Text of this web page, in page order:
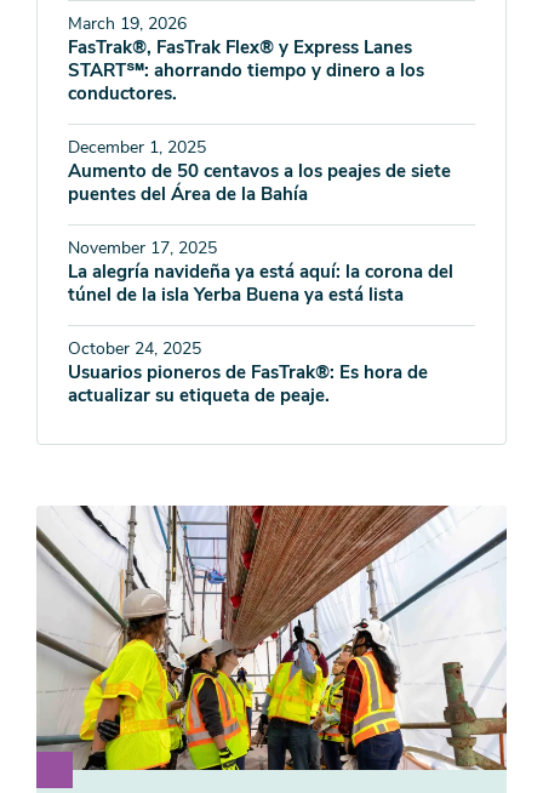
March 19, 2026
FasTrak®, FasTrak Flex® y Express Lanes
START℠: ahorrando tiempo y dinero a los
conductores.
December 1, 2025
Aumento de 50 centavos a los peajes de siete
puentes del Área de la Bahía
November 17, 2025
La alegría navideña ya está aquí: la corona del
túnel de la isla Yerba Buena ya está lista
October 24, 2025
Usuarios pioneros de FasTrak®: Es hora de
actualizar su etiqueta de peaje.